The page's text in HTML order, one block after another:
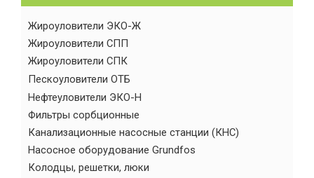
Жироуловители ЭКО-Ж
Жироуловители СПП
Жироуловители СПК
Пескоуловители ОТБ
Нефтеуловители ЭКО-Н
Фильтры сорбционные
Канализационные насосные станции (КНС)
Насосное оборудование Grundfos
Колодцы, решетки, люки